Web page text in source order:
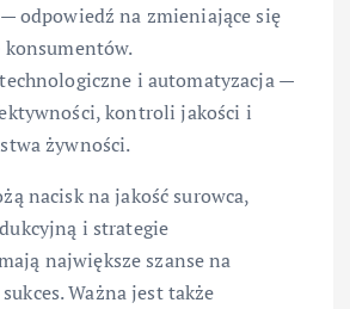
odpowiedź na zmieniające się
i automatyzacja —
kontroli jakości i
żywności.
nacisk na jakość surowca,
i strategie
największe szanse na
Ważna jest także